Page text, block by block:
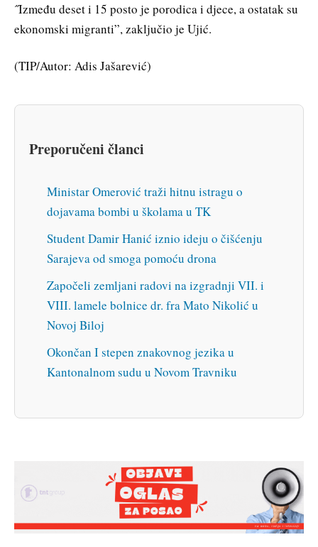
˝Između deset i 15 posto je porodica i djece, a ostatak su
ekonomski migranti”, zaključio je Ujić.
(TIP/Autor: Adis Jašarević)
Preporučeni članci
Ministar Omerović traži hitnu istragu o
dojavama bombi u školama u TK
Student Damir Hanić iznio ideju o čišćenju
Sarajeva od smoga pomoću drona
Započeli zemljani radovi na izgradnji VII. i
VIII. lamele bolnice dr. fra Mato Nikolić u
Novoj Biloj
Okončan I stepen znakovnog jezika u
Kantonalnom sudu u Novom Travniku